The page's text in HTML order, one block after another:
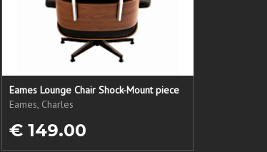
Eames Lounge Chair Shock-Mount piece
Eames, Charles
€ 149.00